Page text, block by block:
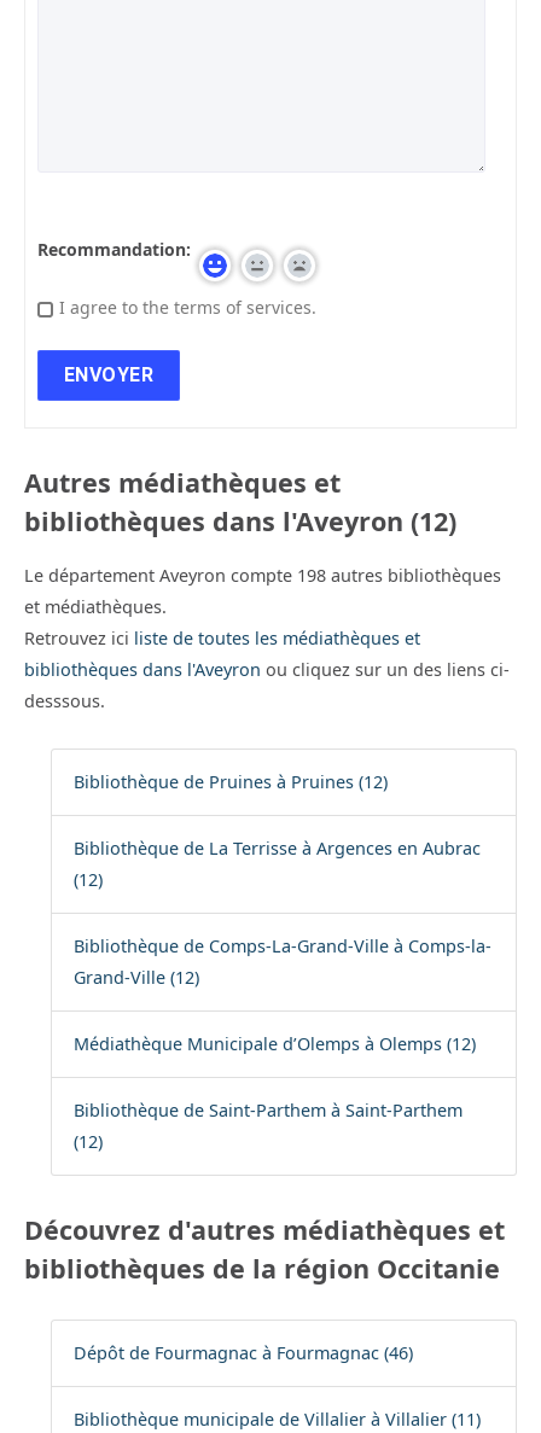
Recommandation:
I agree to the terms of services.
Autres médiathèques et
bibliothèques dans l'Aveyron (12)
Le département Aveyron compte 198 autres bibliothèques
et médiathèques.
Retrouvez ici liste de toutes les médiathèques et
bibliothèques dans l'Aveyron ou cliquez sur un des liens ci-
desssous.
Bibliothèque de Pruines à Pruines (12)
Bibliothèque de La Terrisse à Argences en Aubrac
(12)
Bibliothèque de Comps-La-Grand-Ville à Comps-la-
Grand-Ville (12)
Médiathèque Municipale d’Olemps à Olemps (12)
Bibliothèque de Saint-Parthem à Saint-Parthem
(12)
Découvrez d'autres médiathèques et
bibliothèques de la région Occitanie
Dépôt de Fourmagnac à Fourmagnac (46)
Bibliothèque municipale de Villalier à Villalier (11)